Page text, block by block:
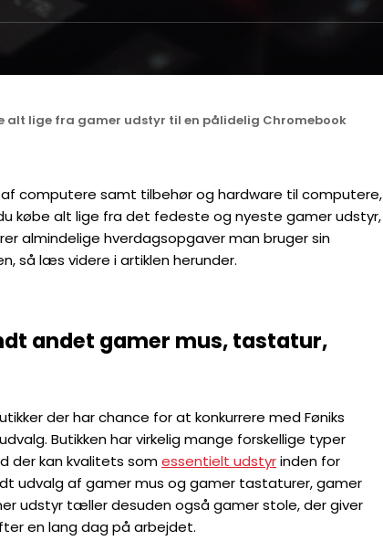
alt lige fra gamer udstyr til en pålidelig Chromebook
computere samt tilbehør og hardware til computere,
købe alt lige fra det fedeste og nyeste gamer udstyr,
almindelige hverdagsopgaver man bruger sin
så læs videre i artiklen herunder.
andet gamer mus, tastatur,
der har chance for at konkurrere med Føniks
Butikken har virkelig mange forskellige typer
der kan kvalitets somessentielt udstyrinden for
udvalg af gamer mus og gamer tastaturer, gamer
udstyr tæller desuden også gamer stole, der giver
en lang dag på arbejdet.